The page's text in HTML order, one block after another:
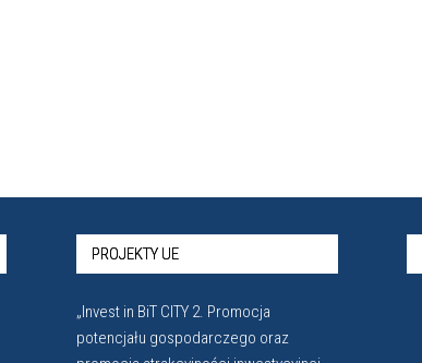
PROJEKTY UE
„Invest in BiT CITY 2. Promocja
potencjału gospodarczego oraz